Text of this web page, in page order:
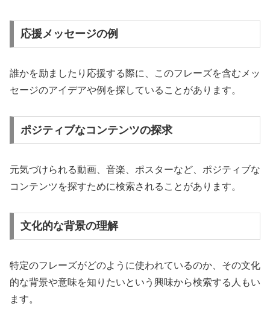
応援メッセージの例
誰かを励ましたり応援する際に、このフレーズを含むメッ
セージのアイデアや例を探していることがあります。
ポジティブなコンテンツの探求
元気づけられる動画、音楽、ポスターなど、ポジティブな
コンテンツを探すために検索されることがあります。
文化的な背景の理解
特定のフレーズがどのように使われているのか、その文化
的な背景や意味を知りたいという興味から検索する人もい
ます。